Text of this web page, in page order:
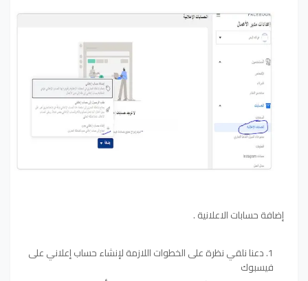
إضافة حسابات الاعلانية .
دعنا نلقي نظرة على الخطوات اللازمة لإنشاء حساب إعلاني على
فيسبوك